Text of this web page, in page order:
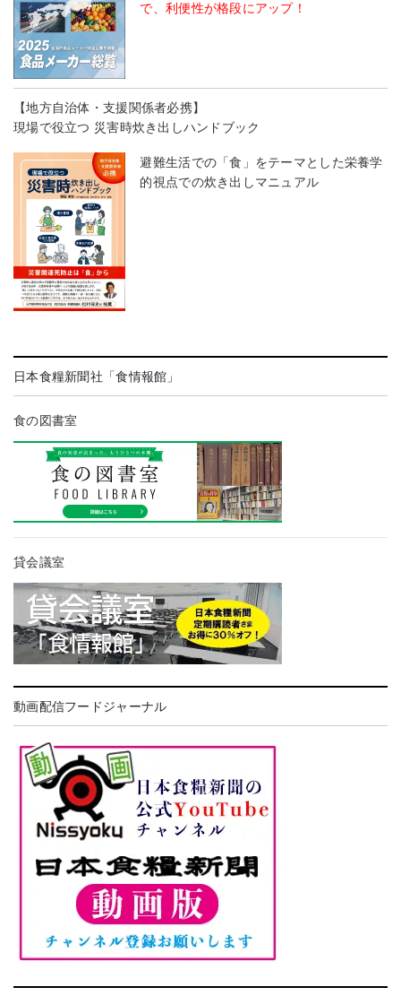
で、利便性が格段にアップ！
【地方自治体・支援関係者必携】
現場で役立つ 災害時炊き出しハンドブック
避難生活での「食」をテーマとした栄養学
的視点での炊き出しマニュアル
日本食糧新聞社「食情報館」
食の図書室
貸会議室
動画配信フードジャーナル